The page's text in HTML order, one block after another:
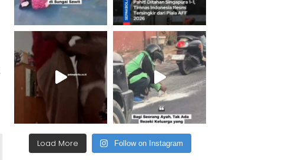
Load More Follow on Instagram